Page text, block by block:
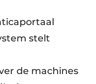
stelt
de machines